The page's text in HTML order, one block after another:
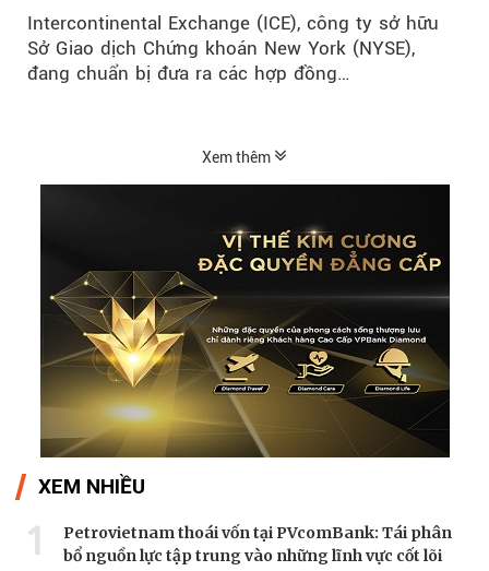
Intercontinental Exchange (ICE), công ty sở hữu
Sở Giao dịch Chứng khoán New York (NYSE),
đang chuẩn bị đưa ra các hợp đồng…
Xem thêm
XEM NHIỀU
1
Petrovietnam thoái vốn tại PVcomBank: Tái phân
bổ nguồn lực tập trung vào những lĩnh vực cốt lõi